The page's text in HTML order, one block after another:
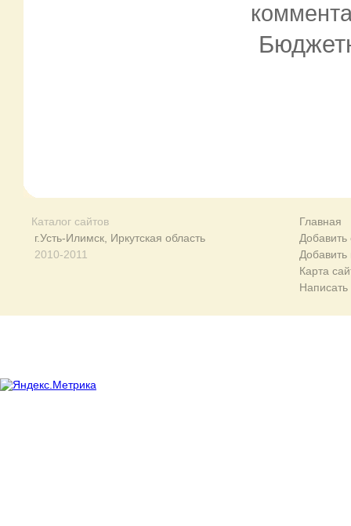
Каталог сайтов
г.Усть-Илимск, Иркутская область
2010-2011
Главная
Добавить
Карта